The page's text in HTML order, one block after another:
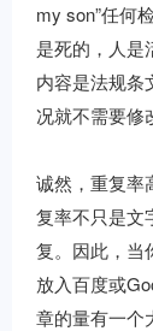
my son”任何
是死的，人是
内容是法规条
况就不需要修
诚然，重复率
复率不只是文
复。因此，当
放入百度或
章的量有一个